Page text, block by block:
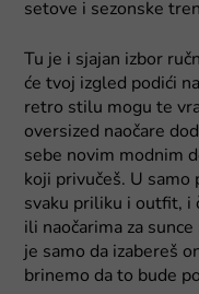
setove i sezonske
Tu je i sjajan izbor
će tvoj izgled podići
retro stilu mogu te
oversized naočare
sebe novim modnim
koji privučeš. U samo
svaku priliku i outfit, i
ili naočarima za
je samo da izabereš
brinemo da to bude